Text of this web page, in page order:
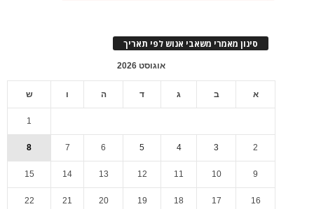
סינון מאמרי משאבי אנוש לפי תאריך
אוגוסט 2026
א ב ג ד ה ו ש
1
2
3
4
5
6
7
8
9
10
11
12
13
14
15
16
17
18
19
20
21
22